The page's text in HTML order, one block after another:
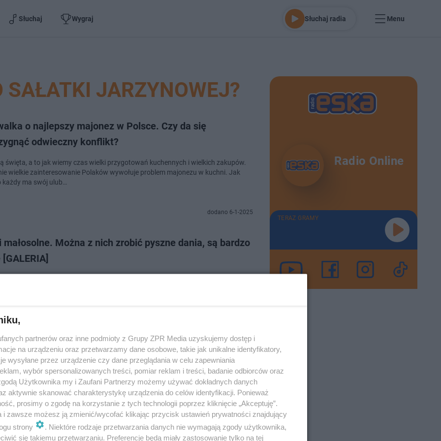
Słuchaj Wygraj Słuchaj radia Menu
JARZYNOWEJ?
o najlepszy majonez w Polsce. Czy da się
odwieczny konflikt?
święta, a to jak wiemy czas wielki przygotowań kuchennych i wielkich zakupów.
wielkie zainteresowanie Polaków wywołuje problem majonezu w kuchni. Jak
ma swój ulub…
dodano 6-1-2025
małosolne. Można z nich zrobić pyszne dania, są bardzo
majonezów - To zabawa dla prawdziwych
majonezu
dla was QUIZ o wojnach majonezów. To prawdziwa gratka dla miłośników
majonezu. Czy macie swoje ulubione rodzaje? Jeśli tak, to odpowiedzi nie
do przejścia"! …
Radio Online
TERAZ GRAMY
partnerów oraz inne podmioty z Grupy ZPR Media uzyskujemy dostęp i
na urządzeniu oraz przetwarzamy dane osobowe, takie jak unikalne identyfikatory,
wysyłane przez urządzenie czy dane przeglądania w celu zapewniania
wybór spersonalizowanych treści, pomiar reklam i treści, badanie odbiorców oraz
Użytkownika my i Zaufani Partnerzy możemy używać dokładnych danych
aktywnie skanować charakterystykę urządzenia do celów identyfikacji. Ponieważ
prosimy o zgodę na korzystanie z tych technologii poprzez kliknięcie „Akceptuję”.
i zawsze możesz ją zmienić/wycofać klikając przycisk ustawień prywatności znajdujący
strony
. Niektóre rodzaje przetwarzania danych nie wymagają zgody użytkownika,
się takiemu przetwarzaniu. Preferencje będą miały zastosowanie tylko na tej